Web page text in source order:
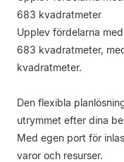
683 kvadratmeter
Upplev fördelarna
683 kvadratmeter,
kvadratmeter.
Den flexibla
utrymmet efter dina
Med egen port för
varor och resurser.